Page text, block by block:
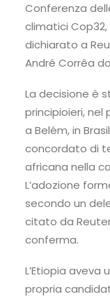
Conferenza
climatici Cop32,
dichiarato a
André Corrêa
La decisione è
principioieri, nel
a Belém, in
concordato di
africana nella
L’adozione
secondo un
citato da
conferma.
L’Etiopia
propria